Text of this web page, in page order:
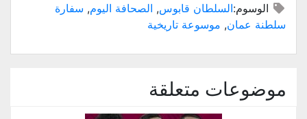
الوسوم:السلطان قابوس, الصحافة اليوم, سفارة
سلطنة عمان, موسوعة تاريخية
موضوعات متعلقة